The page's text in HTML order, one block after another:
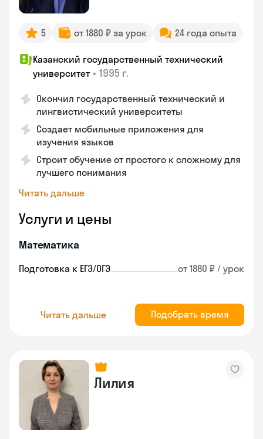
5 от 1880 ₽ за урок 24 года опыта
Казанский государственный технический
университет • 1995 г.
Окончил государственный технический и
лингвистический университеты
Создает мобильные приложения для
изучения языков
Строит обучение от простого к сложному для
лучшего понимания
Читать дальше
Услуги и цены
Математика
Подготовка к ЕГЭ/ОГЭ от 1880 ₽ / урок
Читать дальше Подобрать время
Лилия